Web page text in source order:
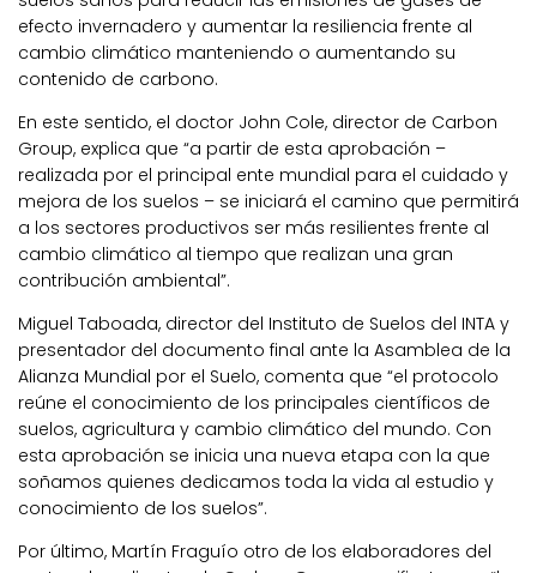
efecto invernadero y aumentar la resiliencia frente al
cambio climático manteniendo o aumentando su
contenido de carbono.
En este sentido, el doctor John Cole, director de Carbon
Group, explica que “a partir de esta aprobación –
realizada por el principal ente mundial para el cuidado y
mejora de los suelos – se iniciará el camino que permitirá
a los sectores productivos ser más resilientes frente al
cambio climático al tiempo que realizan una gran
contribución ambiental”.
Miguel Taboada, director del Instituto de Suelos del INTA y
presentador del documento final ante la Asamblea de la
Alianza Mundial por el Suelo, comenta que “el protocolo
reúne el conocimiento de los principales científicos de
suelos, agricultura y cambio climático del mundo. Con
esta aprobación se inicia una nueva etapa con la que
soñamos quienes dedicamos toda la vida al estudio y
conocimiento de los suelos”.
Por último, Martín Fraguío otro de los elaboradores del